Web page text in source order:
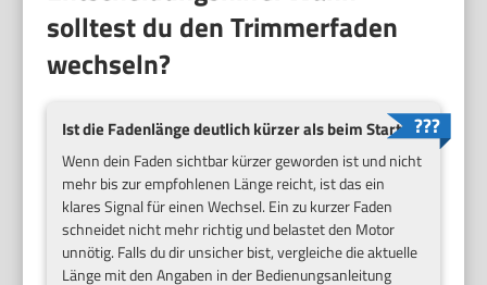
solltest du den Trimmerfaden
wechseln?
Ist die Fadenlänge deutlich kürzer als beim Start?
Wenn dein Faden sichtbar kürzer geworden ist und nicht
mehr bis zur empfohlenen Länge reicht, ist das ein
klares Signal für einen Wechsel. Ein zu kurzer Faden
schneidet nicht mehr richtig und belastet den Motor
unnötig. Falls du dir unsicher bist, vergleiche die aktuelle
Länge mit den Angaben in der Bedienungsanleitung